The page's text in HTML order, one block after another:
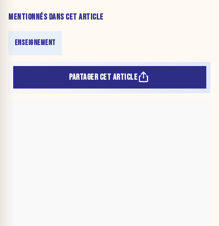
MENTIONNÉS DANS CET ARTICLE
ENSEIGNEMENT
PARTAGER CET ARTICLE